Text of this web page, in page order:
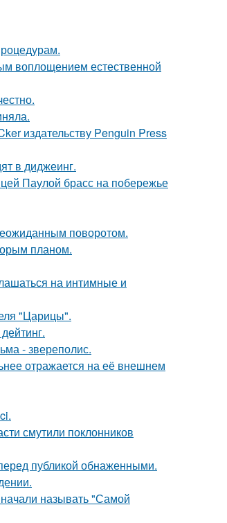
воплощением естественной
издательству Penguin Press
в диджеинг.
Паулой брасс на побережье
поворотом.
планом.
на интимные и
"Царицы".
- звереполис.
отражается на её внешнем
смутили поклонников
публикой обнаженными.
называть "Самой